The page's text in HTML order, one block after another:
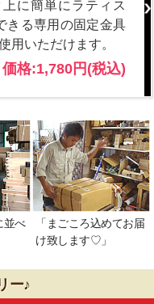
に簡単にラティス
きる専用の固定金具
用いただけます。
価格:1,780円(税込)
並べ
「まごころ込めてお届
け致します♡」
ー♪